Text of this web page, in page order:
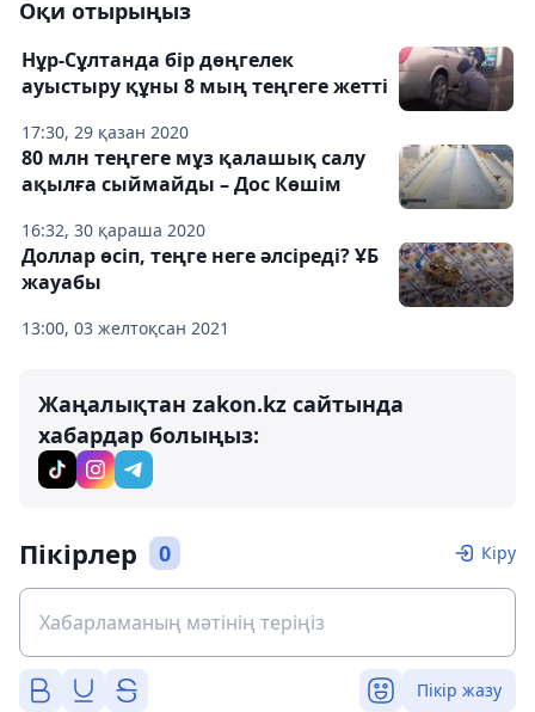
Оқи отырыңыз
17:30, 29 қазан 2020
Нұр-Сұлтанда бір дөңгелек
ауыстыру құны 8 мың теңгеге жетті
16:32, 30 қараша 2020
80 млн теңгеге мұз қалашық салу
ақылға сыймайды – Дос Көшім
13:00, 03 желтоқсан 2021
Доллар өсіп, теңге неге әлсіреді? ҰБ
жауабы
Жаңалықтан zakon.kz сайтында
хабардар болыңыз:
Пікірлер 0 Кіру
Пікір жазу